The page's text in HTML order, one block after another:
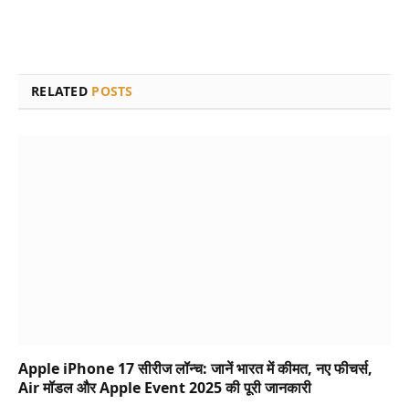
RELATED POSTS
Apple iPhone 17 सीरीज लॉन्च: जानें भारत में कीमत, नए फीचर्स,
Air मॉडल और Apple Event 2025 की पूरी जानकारी